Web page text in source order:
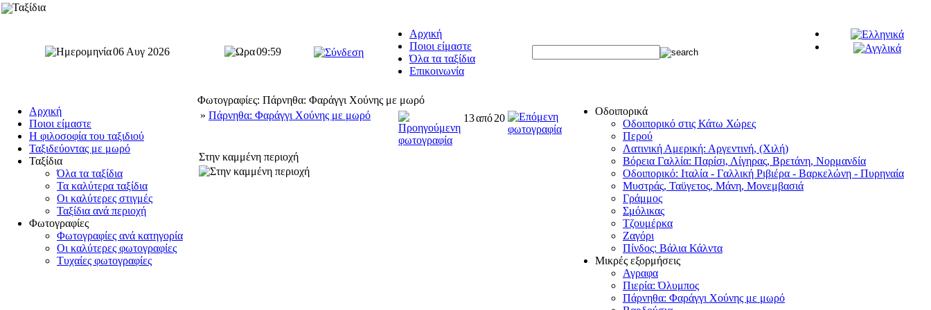
Ταξίδια
06 Αυγ 2026 09:59
Αρχική
Ποιοι είμαστε
Όλα τα ταξίδια
Επικοινωνία
Αρχική
Ποιοι είμαστε
Η φιλοσοφία του ταξιδιού
Ταξιδεύοντας με μωρό
Ταξίδια
Όλα τα ταξίδια
Τα καλύτερα ταξίδια
Οι καλύτερες στιγμές
Ταξίδια ανά περιοχή
Φωτογραφίες
Φωτογραφίες ανά κατηγορία
Οι καλύτερες φωτογραφίες
Τυχαίες φωτογραφίες
Φωτογραφίες: Πάρνηθα: Φαράγγι Χούνης με μωρό
» Πάρνηθα: Φαράγγι Χούνης με μωρό 13από20
Στην καμμένη περιοχή
Οδοιπορικά
Οδοιπορικό στις Κάτω Χώρες
Περού
Λατινική Αμερική: Αργεντινή, (Χιλή)
Βόρεια Γαλλία: Παρίσι, Λίγηρας, Βρετάνη, Νορμανδία
Οδοιπορικό: Ιταλία - Γαλλική Ριβιέρα - Βαρκελώνη - Πυρηναία
Μυστράς, Ταϋγετος, Μάνη, Μονεμβασιά
Γράμμος
Σμόλικας
Τζουμέρκα
Ζαγόρι
Πίνδος: Βάλια Κάλντα
Μικρές εξορμήσεις
Αγραφα
Πιερία: Όλυμπος
Πάρνηθα: Φαράγγι Χούνης με μωρό